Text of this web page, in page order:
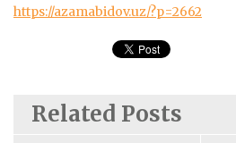
https://azamabidov.uz/?p=2662
Related Posts